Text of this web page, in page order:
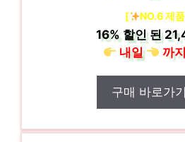
[ NO.6 제
16%할인 된
내일
까
구매 바로가기